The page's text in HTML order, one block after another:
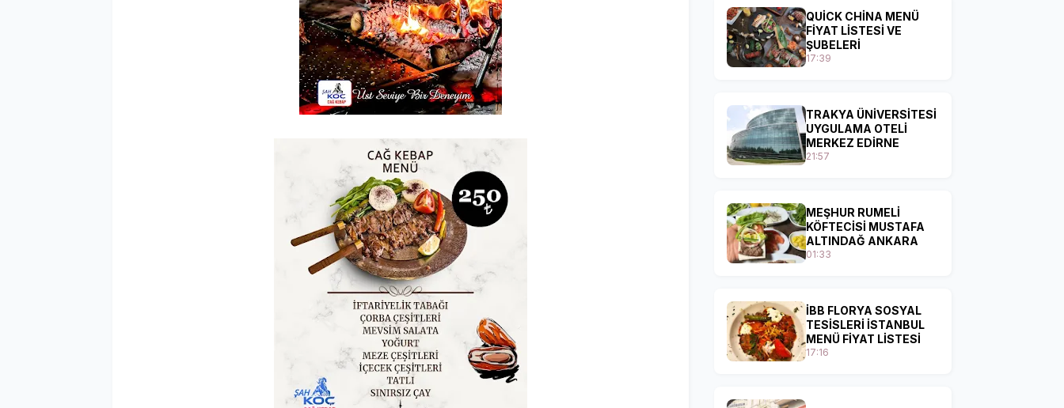
QUİCK CHİNA MENÜ
FİYAT LİSTESİ VE
ŞUBELERİ
17:39
TRAKYA ÜNİVERSİTESİ
UYGULAMA OTELİ
MERKEZ EDİRNE
21:57
MEŞHUR RUMELİ
KÖFTECİSİ MUSTAFA
ALTINDAĞ ANKARA
01:33
İBB FLORYA SOSYAL
TESİSLERİ İSTANBUL
MENÜ FİYAT LİSTESİ
17:16